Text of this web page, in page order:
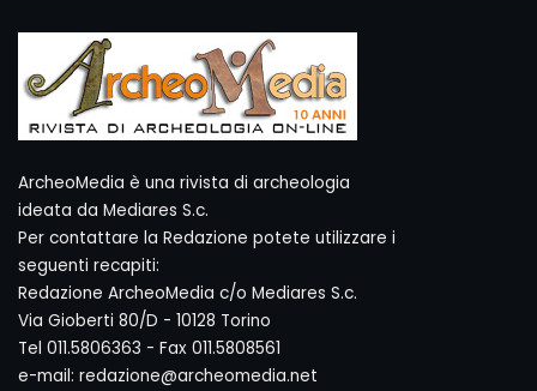
ArcheoMedia è una rivista di archeologia
ideata da Mediares S.c.
Per contattare la Redazione potete utilizzare i
seguenti recapiti:
Redazione ArcheoMedia c/o Mediares S.c.
Via Gioberti 80/D - 10128 Torino
Tel 011.5806363 - Fax 011.5808561
e-mail: redazione@archeomedia.net